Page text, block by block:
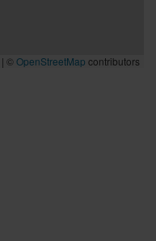
| ©OpenStreetMap contributors